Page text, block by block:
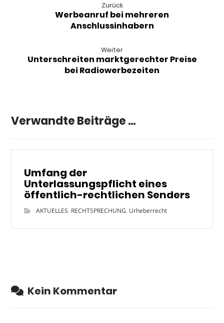
Zurück
Werbeanruf bei mehreren
Anschlussinhabern
Weiter
Unterschreiten marktgerechter Preise
bei Radiowerbezeiten
Verwandte Beiträge ...
Umfang der
Unterlassungspflicht eines
öffentlich-rechtlichen Senders
AKTUELLES, RECHTSPRECHUNG, Urheberrecht
Kein Kommentar